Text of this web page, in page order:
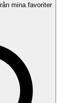
mina favoriter